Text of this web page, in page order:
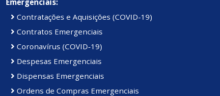
Contratações e Aquisições (COVID-19)
Contratos Emergenciais
Coronavírus (COVID-19)
Despesas Emergenciais
Dispensas Emergenciais
Ordens de Compras Emergenciais